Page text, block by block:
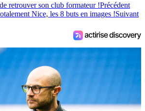
retrouver son club formateur !Précédent
Nice, les 8 buts en images !Suivant